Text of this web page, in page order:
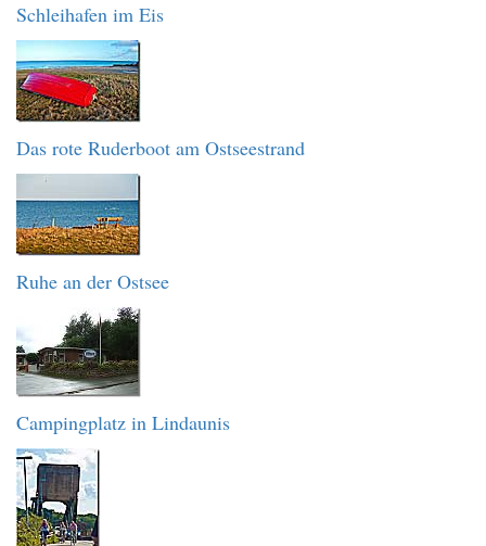
Schleihafen im Eis
Das rote Ruderboot am Ostseestrand
Ruhe an der Ostsee
Campingplatz in Lindaunis